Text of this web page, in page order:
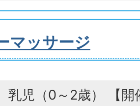
マッサージ
乳児（0～2歳） 【